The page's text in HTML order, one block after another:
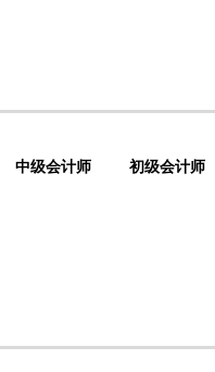
中级会计师 初级会计师